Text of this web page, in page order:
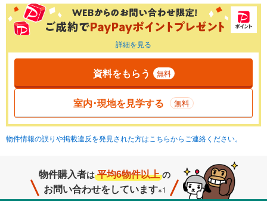
詳細を見る
資料をもらう 無料
室内･現地を見学する 無料
物件情報の誤りや掲載違反を発見された方はこちらからご連絡ください。
物件購入者は 平均6物件以上 の
お問い合わせをしています※1